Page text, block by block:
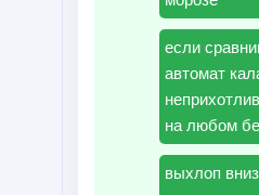
если
автомат
на любом
выхлоп